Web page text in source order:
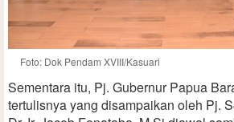
Foto: Dok Pendam XVIII/Kasuari
Sementara itu, Pj. Gubernur Papua
tertulisnya yang disampaikan oleh Pj.